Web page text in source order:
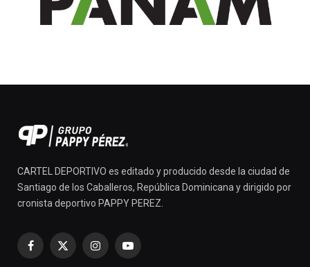
CARTEL DEPORTIVO es editado y producido desde la ciudad de
Santiago de los Caballeros, República Dominicana y dirigido por
cronista deportivo PAPPY PEREZ.
Facebook
X
InstagramYouTube